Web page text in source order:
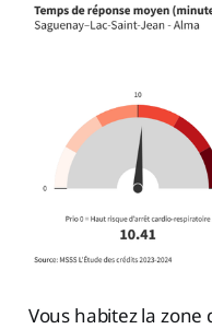
Vous habitez la